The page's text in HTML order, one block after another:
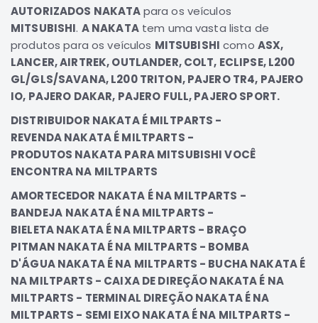
Elétrica
Acessórios
Pajero
Motor
Suspensão
Freio
Correias
Filtros
Câmbio
Elétrica
Acessórios
Lancer
Motor
Suspensão
Freio
AUTORIZADOS NAKATApara os veículos
MITSUBISHI. A NAKATAtem uma vasta lista de
produtos para os veículos MITSUBISHI como ASX,
LANCER, AIRTREK, OUTLANDER, COLT, ECLIPSE, L200
GL/GLS/SAVANA, L200 TRITON, PAJERO TR4, PAJERO
IO, PAJERO DAKAR, PAJERO FULL, PAJERO SPORT.
DISTRIBUIDOR NAKATA É MILTPARTS -
REVENDA NAKATA É MILTPARTS -
PRODUTOS NAKATA PARA MITSUBISHI VOCÊ
ENCONTRA NA MILTPARTS
AMORTECEDOR NAKATA É NA MILTPARTS -
BANDEJA NAKATA É NA MILTPARTS -
BIELETA NAKATA É NA MILTPARTS - BRAÇO
PITMAN NAKATA É NA MILTPARTS - BOMBA
D'ÁGUA NAKATA É NA MILTPARTS - BUCHA NAKATA É
NA MILTPARTS - CAIXA DE DIREÇÃO NAKATA É NA
MILTPARTS - TERMINAL DIREÇÃO NAKATA É NA
MILTPARTS - SEMI EIXO NAKATA É NA MILTPARTS -